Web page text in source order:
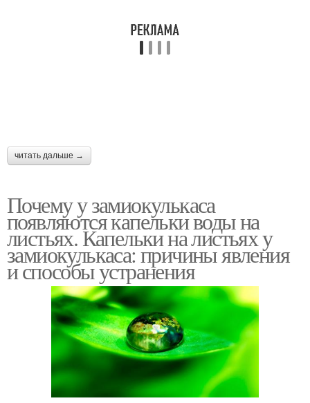
читать дальше →
Почему у замиокулькаса
появляются капельки воды на
листьях. Капельки на листьях у
замиокулькаса: причины явления
и способы устранения